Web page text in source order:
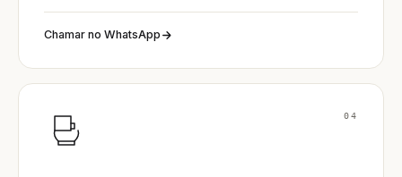
Chamar no WhatsApp
04